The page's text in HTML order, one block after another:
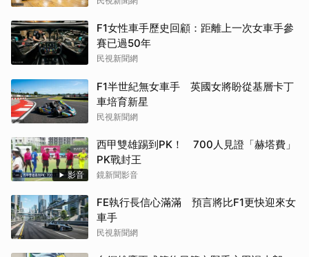
F1女性車手歷史回顧：距離上一次女車手參
賽已過50年
民視新聞網
F1半世紀無女車手 英國女將盼從基層卡丁
車培育新星
民視新聞網
影音
西甲雙雄踢到PK！ 700人見證「赫塔費」
PK戰封王
鏡新聞影音
FE執行長信心滿滿 預言將比F1更快迎來女
車手
民視新聞網